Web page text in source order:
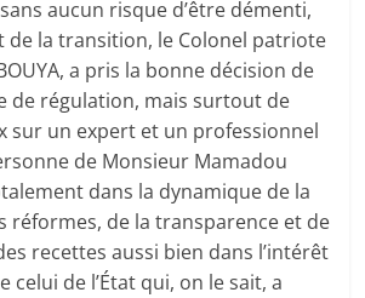
aucun risque d’être démenti,
de la transition, le Colonel patriote
a pris la bonne décision de
de régulation, mais surtout de
sur un expert et un professionnel
de Monsieur Mamadou
dans la dynamique de la
réformes, de la transparence et de
recettes aussi bien dans l’intérêt
celui de l’État qui, on le sait, a